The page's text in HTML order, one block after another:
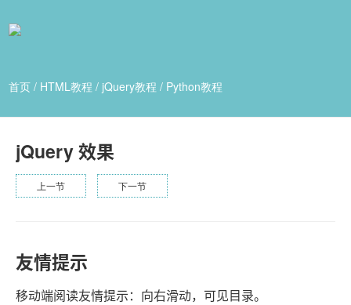
首页 / HTML教程 /jQuery教程 / Python教程
jQuery 效果
上一节 下一节
友情提示
移动端阅读友情提示：向右滑动，可见目录。